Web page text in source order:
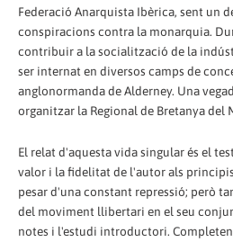
Federació Anarquista Ibèrica, sent un
conspiracions contra la monarquia.
contribuir a la socialització de la
ser internat en diversos camps de
anglonormanda de Alderney. Una
organitzar la Regional de Bretanya del
El relat d'aquesta vida singular és el
valor i la fidelitat de l'autor als
pesar d'una constant repressió; però
del moviment llibertari en el seu
notes i l'estudi introductori.